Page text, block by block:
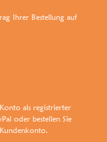
Ihrer Bestellung auf
als registrierter
oder bestellen Sie